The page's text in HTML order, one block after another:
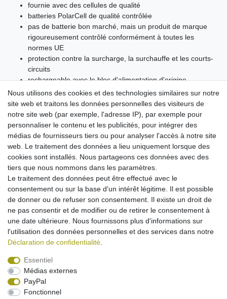
fournie avec des cellules de qualité
batteries PolarCell de qualité contrôlée
pas de batterie bon marché, mais un produit de marque
rigoureusement contrôlé conformément à toutes les
normes UE
protection contre la surcharge, la surchauffe et les courts-
circuits
rechargeable avec le bloc d'alimentation d'origine
technologie Li-Polymer de pointe: haute capacité sans effet
mémoire
Cela pourrait vous intéresser :
[Pack] Batterie Li-Ion compatible avec Canon
BP-827 (100% compatible)
36,95 € *
Dans le panier
*avec TVAhorsFrais de livraison
Mentions légales
Nous utilisons des cookies et des technologies similaires sur notre
site web et traitons les données personnelles des visiteurs de
notre site web (par exemple, l'adresse IP), par exemple pour
personnaliser le contenu et les publicités, pour intégrer des
médias de fournisseurs tiers ou pour analyser l'accès à notre site
web. Le traitement des données a lieu uniquement lorsque des
cookies sont installés. Nous partageons ces données avec des
tiers que nous nommons dans les paramètres.
Le traitement des données peut être effectué avec le
consentement ou sur la base d'un intérêt légitime. Il est possible
de donner ou de refuser son consentement. Il existe un droit de
ne pas consentir et de modifier ou de retirer le consentement à
une date ultérieure. Nous fournissons plus d'informations sur
l'utilisation des données personnelles et des services dans notre
Déclaration de confidentialité
Essentiel
Médias externes
PayPal
Fonctionnel